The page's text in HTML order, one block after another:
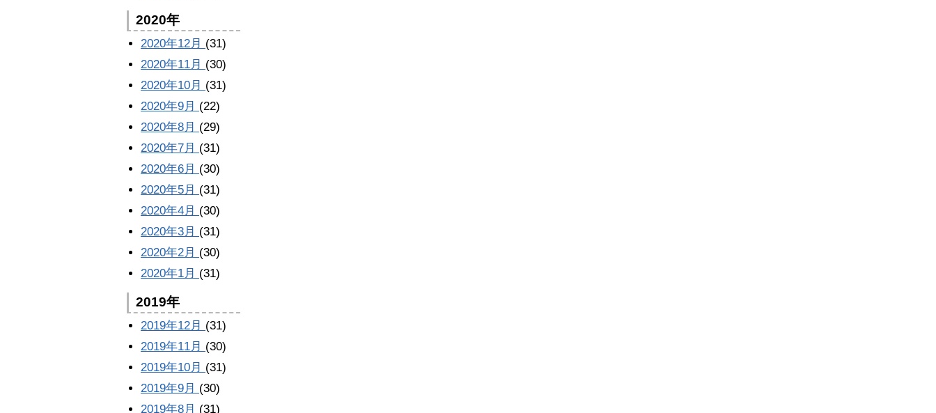
2020年
2020年12月 (31)
2020年11月 (30)
2020年10月 (31)
2020年9月 (22)
2020年8月 (29)
2020年7月 (31)
2020年6月 (30)
2020年5月 (31)
2020年4月 (30)
2020年3月 (31)
2020年2月 (30)
2020年1月 (31)
2019年
2019年12月 (31)
2019年11月 (30)
2019年10月 (31)
2019年9月 (30)
2019年8月 (31)